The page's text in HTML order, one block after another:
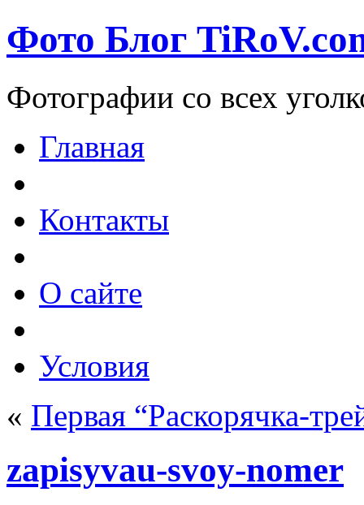
Фото Блог
Фотографии со всех
Главная
Контакты
О сайте
Условия
« Первая “Раскорячка-
zapisyvau-svoy-nomer